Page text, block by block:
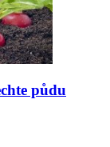
půdu